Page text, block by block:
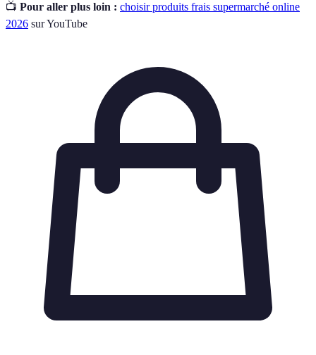
📺 Pour aller plus loin : choisir produits frais supermarché online
2026 sur YouTube